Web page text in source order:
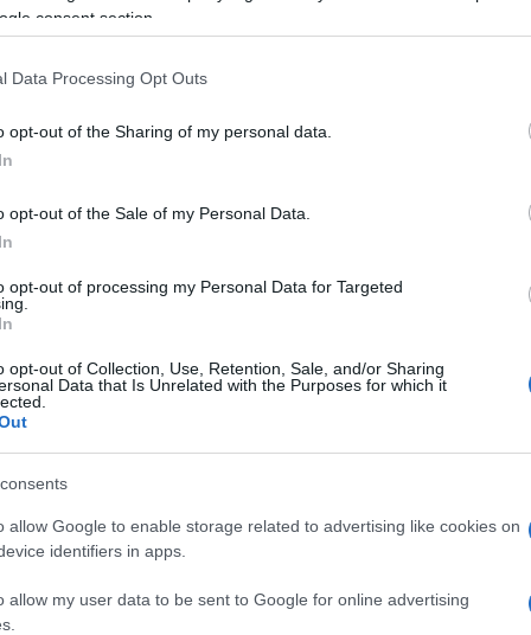
consent section.
Data Processing Opt Outs
opt-out of the Sharing of my personal data.
opt-out of the Sale of my Personal Data.
opt-out of processing my Personal Data for Targeted
opt-out of Collection, Use, Retention, Sale, and/or Sharing
Data that Is Unrelated with the Purposes for which it
allow Google to enable storage related to advertising like cookies on
identifiers in apps.
allow my user data to be sent to Google for online advertising
umanericerca e sviluppooperationecontabilità.
più ampio che considera aspetti macroeconomici,
comprendere il contesto in cui operano le